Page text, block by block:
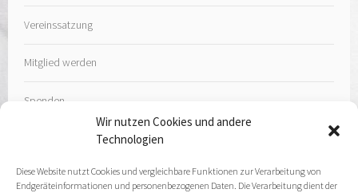
Wir nutzen Cookies und andere
Technologien
Diese Website nutzt Cookies und vergleichbare Funktionen zur Verarbeitung von
Endgeräteinformationen und personenbezogenen Daten. Die Verarbeitung dient der
Vereinssatzung
Mitglied werden
Spenden